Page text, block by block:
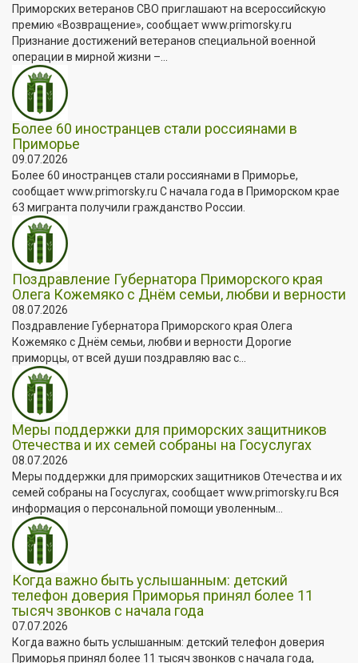
Приморских ветеранов СВО приглашают на всероссийскую
премию «Возвращение», сообщает www.primorsky.ru
Признание достижений ветеранов специальной военной
операции в мирной жизни –...
Более 60 иностранцев стали россиянами в
Приморье
09.07.2026
Более 60 иностранцев стали россиянами в Приморье,
сообщает www.primorsky.ru С начала года в Приморском крае
63 мигранта получили гражданство России.
Поздравление Губернатора Приморского края
Олега Кожемяко с Днём семьи, любви и верности
08.07.2026
Поздравление Губернатора Приморского края Олега
Кожемяко с Днём семьи, любви и верности Дорогие
приморцы, от всей души поздравляю вас с...
Меры поддержки для приморских защитников
Отечества и их семей собраны на Госуслугах
08.07.2026
Меры поддержки для приморских защитников Отечества и их
семей собраны на Госуслугах, сообщает www.primorsky.ru Вся
информация о персональной помощи уволенным...
Когда важно быть услышанным: детский
телефон доверия Приморья принял более 11
тысяч звонков с начала года
07.07.2026
Когда важно быть услышанным: детский телефон доверия
Приморья принял более 11 тысяч звонков с начала года,